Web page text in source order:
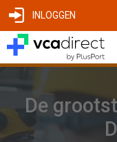
INLOGGEN
De